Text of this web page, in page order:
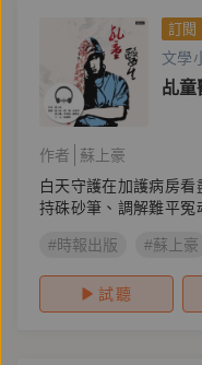
訂閱
文學
乩童
作者
蘇上豪
白天守護在加護病房
持硃砂筆、調解難平冤
#時報出版 #蘇上豪
試聽